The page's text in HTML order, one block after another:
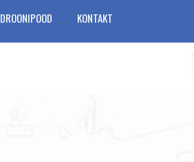
DROONIPOOD KONTAKT